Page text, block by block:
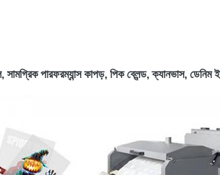
সামগ্রিক পারফরম্যান্স কাপড়, পিক ব্লেন্ড, ক্যানভাস, ডেনিম